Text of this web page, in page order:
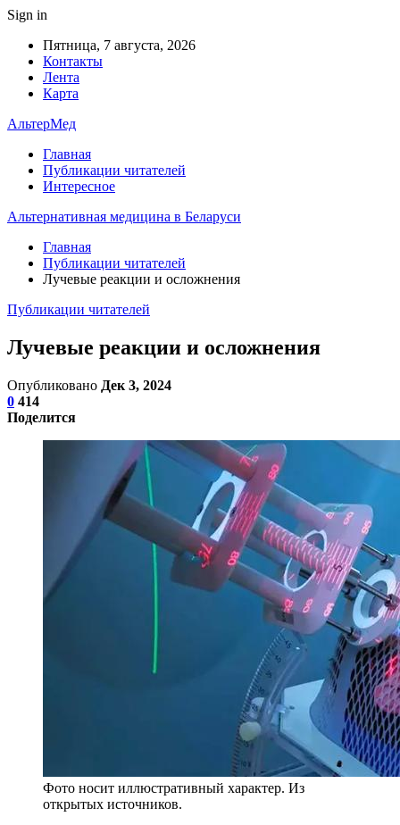
Sign in
Пятница, 7 августа, 2026
Контакты
Лента
Карта
АльтерМед
Главная
Публикации читателей
Интересное
Альтернативная медицина в Беларуси
Главная
Публикации читателей
Лучевые реакции и осложнения
Публикации читателей
Лучевые реакции и осложнения
Опубликовано Дек 3, 2024
0 414
Поделится
Фото носит иллюстративный характер. Из
открытых источников.